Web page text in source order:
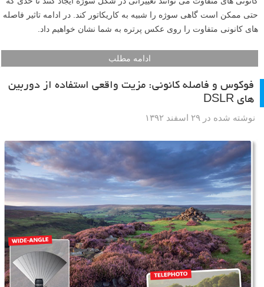
حتی ممکن است گاهی سوژه را شبیه به کاریکاتور کند. در ادامه تاثیر فاصله
های کانونی متفاوت را روی عکس پرتره به شما نشان خواهیم داد.
ادامه مطلب
فوکوس و فاصله کانونی: مزیت واقعی استفاده از دوربین
های DSLR
نوشته شده در ۲۹ اسفند ۱۳۹۲